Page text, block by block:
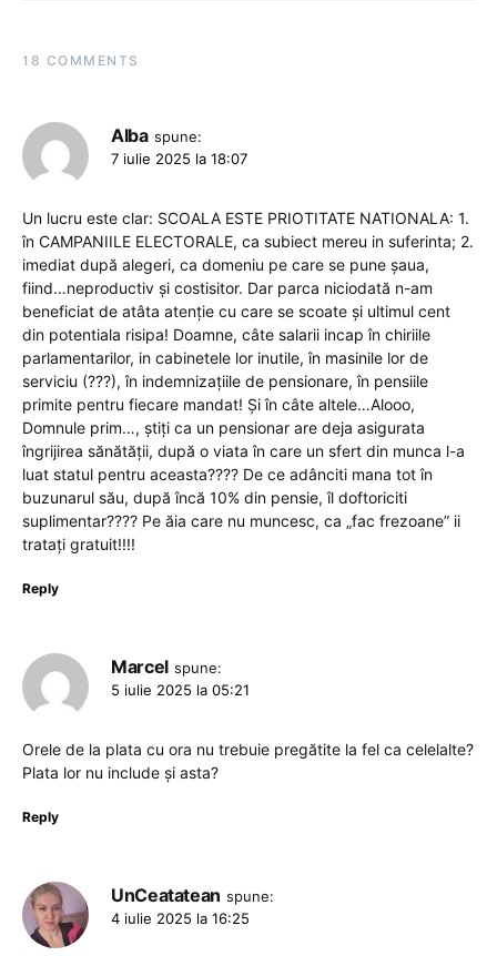
18 COMMENTS
Alba spune:
7 iulie 2025 la 18:07
Un lucru este clar: SCOALA ESTE PRIOTITATE NATIONALA: 1.
în CAMPANIILE ELECTORALE, ca subiect mereu in suferinta; 2.
imediat după alegeri, ca domeniu pe care se pune șaua,
fiind…neproductiv și costisitor. Dar parca niciodată n-am
beneficiat de atâta atenție cu care se scoate și ultimul cent
din potentiala risipa! Doamne, câte salarii incap în chiriile
parlamentarilor, in cabinetele lor inutile, în masinile lor de
serviciu (???), în indemnizațiile de pensionare, în pensiile
primite pentru fiecare mandat! Și în câte altele…Alooo,
Domnule prim…, știți ca un pensionar are deja asigurata
îngrijirea sănătății, după o viata în care un sfert din munca l-a
luat statul pentru aceasta???? De ce adânciti mana tot în
buzunarul său, după încă 10% din pensie, îl doftoriciti
suplimentar???? Pe ăia care nu muncesc, ca „fac frezoane” ii
tratați gratuit!!!!
Reply
Marcel spune:
5 iulie 2025 la 05:21
Orele de la plata cu ora nu trebuie pregătite la fel ca celelalte?
Plata lor nu include și asta?
Reply
UnCeatatean spune:
4 iulie 2025 la 16:25